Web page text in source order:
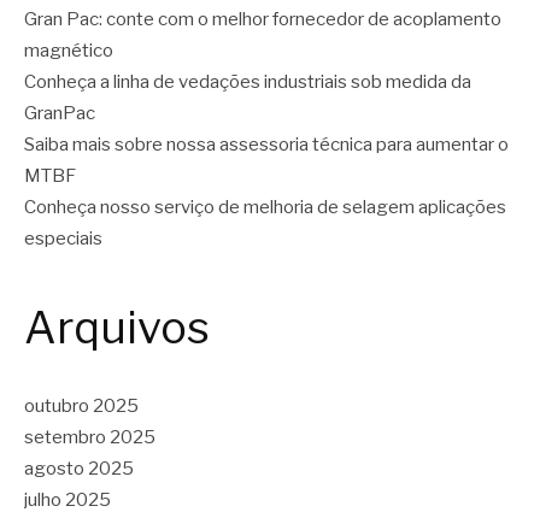
Gran Pac: conte com o melhor fornecedor de acoplamento
magnético
Conheça a linha de vedações industriais sob medida da
GranPac
Saiba mais sobre nossa assessoria técnica para aumentar o
MTBF
Conheça nosso serviço de melhoria de selagem aplicações
especiais
Arquivos
outubro 2025
setembro 2025
agosto 2025
julho 2025